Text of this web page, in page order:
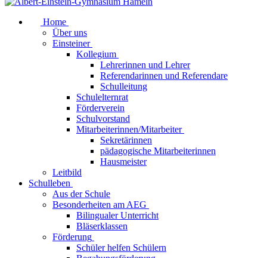
Home
Über uns
Einsteiner
Kollegium
Lehrerinnen und Lehrer
Referendarinnen und Referendare
Schulleitung
Schulelternrat
Förderverein
Schulvorstand
Mitarbeiterinnen/Mitarbeiter
Sekretärinnen
pädagogische Mitarbeiterinnen
Hausmeister
Leitbild
Schulleben
Aus der Schule
Besonderheiten am AEG
Bilingualer Unterricht
Bläserklassen
Förderung
Schüler helfen Schülern